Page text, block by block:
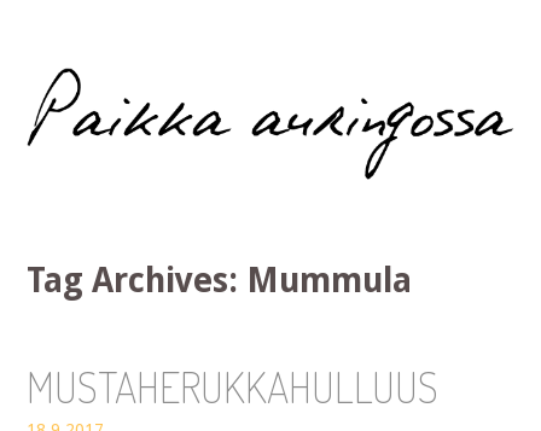
Paikka auringossa
Tag Archives: Mummula
MUSTAHERUKKAHULLUUS